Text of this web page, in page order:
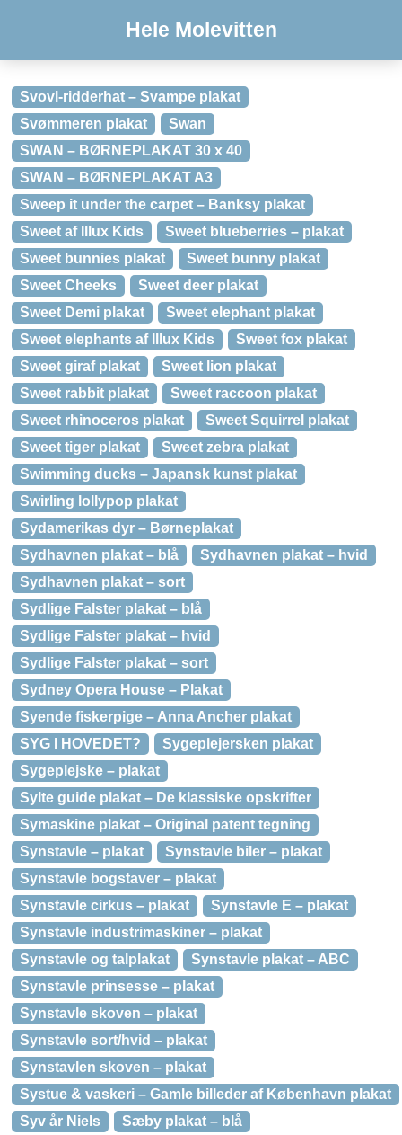
Hele Molevitten
Svovl-ridderhat – Svampe plakat
Svømmeren plakat
Swan
SWAN – BØRNEPLAKAT 30 x 40
SWAN – BØRNEPLAKAT A3
Sweep it under the carpet – Banksy plakat
Sweet af Illux Kids
Sweet blueberries – plakat
Sweet bunnies plakat
Sweet bunny plakat
Sweet Cheeks
Sweet deer plakat
Sweet Demi plakat
Sweet elephant plakat
Sweet elephants af Illux Kids
Sweet fox plakat
Sweet giraf plakat
Sweet lion plakat
Sweet rabbit plakat
Sweet raccoon plakat
Sweet rhinoceros plakat
Sweet Squirrel plakat
Sweet tiger plakat
Sweet zebra plakat
Swimming ducks – Japansk kunst plakat
Swirling lollypop plakat
Sydamerikas dyr – Børneplakat
Sydhavnen plakat – blå
Sydhavnen plakat – hvid
Sydhavnen plakat – sort
Sydlige Falster plakat – blå
Sydlige Falster plakat – hvid
Sydlige Falster plakat – sort
Sydney Opera House – Plakat
Syende fiskerpige – Anna Ancher plakat
SYG I HOVEDET?
Sygeplejersken plakat
Sygeplejske – plakat
Sylte guide plakat – De klassiske opskrifter
Symaskine plakat – Original patent tegning
Synstavle – plakat
Synstavle biler – plakat
Synstavle bogstaver – plakat
Synstavle cirkus – plakat
Synstavle E – plakat
Synstavle industrimaskiner – plakat
Synstavle og talplakat
Synstavle plakat – ABC
Synstavle prinsesse – plakat
Synstavle skoven – plakat
Synstavle sort/hvid – plakat
Synstavlen skoven – plakat
Systue & vaskeri – Gamle billeder af København plakat
Syv år Niels
Sæby plakat – blå